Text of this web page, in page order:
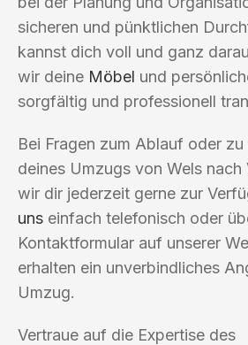
sicheren und pünktlichen
kannst dich voll und ganz
wir deine Möbel und
sorgfältig und professionell
Bei Fragen zum Ablauf oder zu
deines Umzugs von Wels nach
wir dir jederzeit gerne zur
uns einfach telefonisch oder
Kontaktformular auf unserer
erhalten ein unverbindliches
Umzug.
Vertraue auf die Expertise des